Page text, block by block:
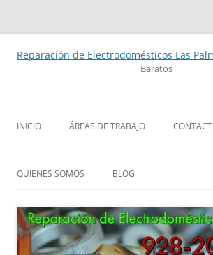
Saltar
contenido
Reparación de Electrodomésticos Las
Baratos
INICIO ÁREAS DE TRABAJO
QUIENES SOMOS BLOG